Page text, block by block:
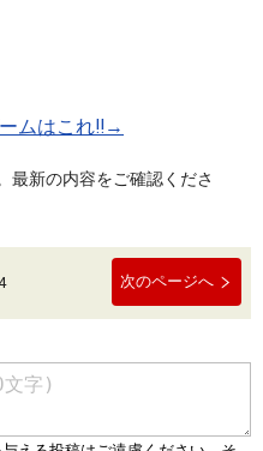
ムはこれ!!→
最新の内容をご確認くださ
次のページへ